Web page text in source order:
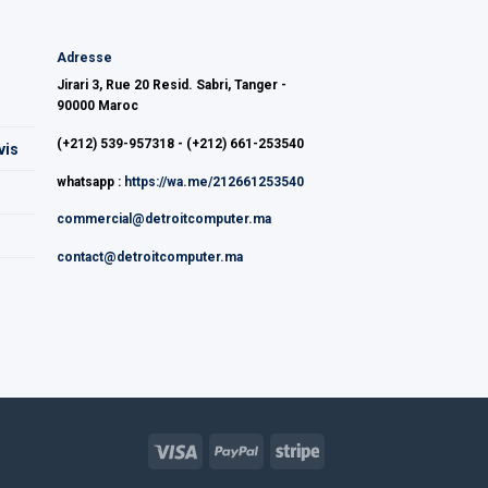
Adresse
Jirari 3, Rue 20 Resid. Sabri, Tanger -
90000 Maroc
(+212) 539-957318 - (+212) 661-253540
whatsapp : https://wa.me/212661253540
commercial@detroitcomputer.ma
contact@detroitcomputer.ma
Visa PayPal Stripe